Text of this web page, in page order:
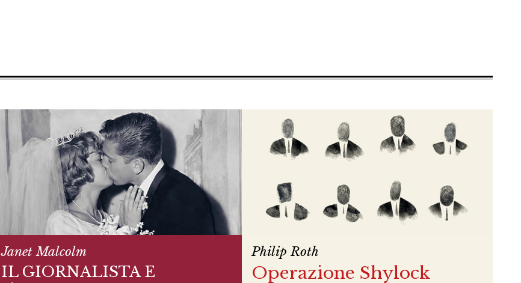
Janet Malcolm
IL GIORNALISTA E
Philip Roth
Operazione Shylock